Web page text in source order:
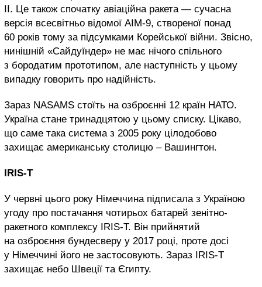
II. Це також спочатку авіаційна ракета — сучасна
версія всесвітньо відомої AIM-9, створеної понад
60 років тому за підсумками Корейської війни. Звісно,
нинішній «Сайдуїндер» не має нічого спільного
з бородатим прототипом, але наступність у цьому
випадку говорить про надійність.
Зараз NASAMS стоїть на озброєнні 12 країн НАТО.
Україна стане тринадцятою у цьому списку. Цікаво,
що саме така система з 2005 року цілодобово
захищає американську столицю – Вашингтон.
IRIS-T
У червні цього року Німеччина підписала з Україною
угоду про постачання чотирьох батарей зенітно-
ракетного комплексу IRIS-T. Він прийнятий
на озброєння бундесверу у 2017 році, проте досі
у Німеччині його не застосовують. Зараз IRIS-T
захищає небо Швеції та Єгипту.